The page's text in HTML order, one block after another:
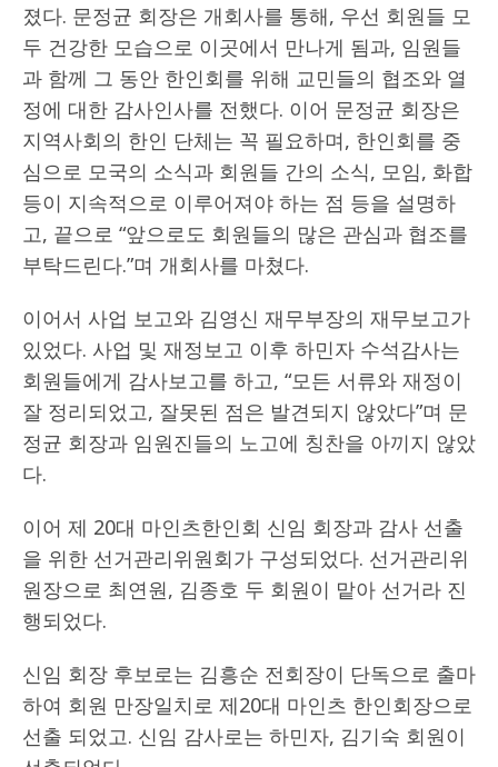
졌다. 문정균 회장은 개회사를 통해, 우선 회원들 모
두 건강한 모습으로 이곳에서 만나게 됨과, 임원들
과 함께 그 동안 한인회를 위해 교민들의 협조와 열
정에 대한 감사인사를 전했다. 이어 문정균 회장은
지역사회의 한인 단체는 꼭 필요하며, 한인회를 중
심으로 모국의 소식과 회원들 간의 소식, 모임, 화합
등이 지속적으로 이루어져야 하는 점 등을 설명하
고, 끝으로 “앞으로도 회원들의 많은 관심과 협조를
부탁드린다.”며 개회사를 마쳤다.
이어서 사업 보고와 김영신 재무부장의 재무보고가
있었다. 사업 및 재정보고 이후 하민자 수석감사는
회원들에게 감사보고를 하고, “모든 서류와 재정이
잘 정리되었고, 잘못된 점은 발견되지 않았다”며 문
정균 회장과 임원진들의 노고에 칭찬을 아끼지 않았
다.
이어 제 20대 마인츠한인회 신임 회장과 감사 선출
을 위한 선거관리위원회가 구성되었다. 선거관리위
원장으로 최연원, 김종호 두 회원이 맡아 선거라 진
행되었다.
신임 회장 후보로는 김흥순 전회장이 단독으로 출마
하여 회원 만장일치로 제20대 마인츠 한인회장으로
선출 되었고. 신임 감사로는 하민자, 김기숙 회원이